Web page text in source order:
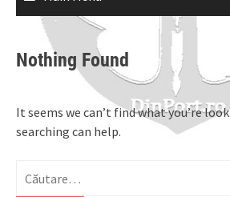
Nothing Found
It seems we can’t find what you’re
searching can help.
după: